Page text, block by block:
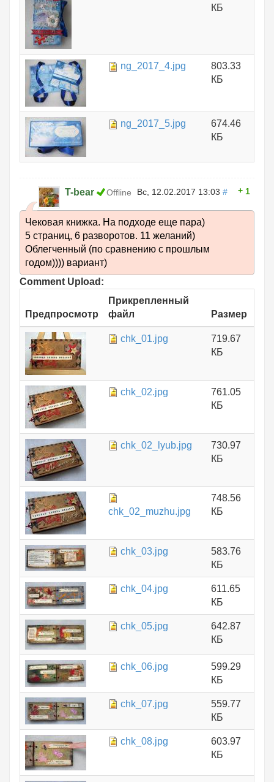
КБ
ng_2017_4.jpg
803.33
КБ
ng_2017_5.jpg
674.46
КБ
T-bear Offline Вс, 12.02.2017 13:03 # 1
Чековая книжка. На подходе еще пара)
5 страниц, 6 разворотов. 11 желаний)
Облегченный (по сравнению с прошлым
годом)))) вариант)
Comment Upload:
Предпросмотр
Прикрепленный
файл
Размер
chk_01.jpg
719.67
КБ
chk_02.jpg
761.05
КБ
chk_02_lyub.jpg
730.97
КБ
chk_02_muzhu.jpg
748.56
КБ
chk_03.jpg
583.76
КБ
chk_04.jpg
611.65
КБ
chk_05.jpg
642.87
КБ
chk_06.jpg
599.29
КБ
chk_07.jpg
559.77
КБ
chk_08.jpg
603.97
КБ